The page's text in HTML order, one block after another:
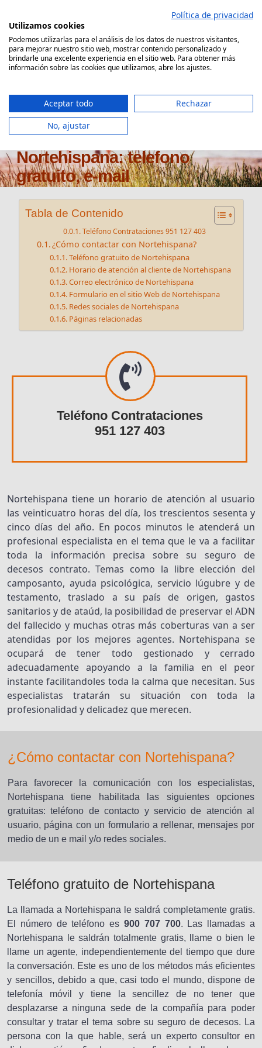
contenido
Comparador Seguro Decesos
Atención al cliente
Nortehispana: telefono
gratuito, e-mail
Tabla de Contenido
Teléfono Contrataciones 951 127 403
¿Cómo contactar con Nortehispana?
Teléfono gratuito de Nortehispana
Horario de atención al cliente de Nortehispana
Correo electrónico de Nortehispana
Formulario en el sitio Web de Nortehispana
Redes sociales de Nortehispana
Páginas relacionadas
Teléfono Contrataciones
951 127 403
Nortehispana tiene un horario de atención al usuario
las veinticuatro horas del día, los trescientos sesenta y
cinco días del año. En pocos minutos le atenderá un
profesional especialista en el tema que le va a facilitar
toda la información precisa sobre su seguro de
decesos contrato. Temas como la libre elección del
camposanto, ayuda psicológica, servicio lúgubre y de
testamento, traslado a su país de origen, gastos
sanitarios y de ataúd, la posibilidad de preservar el ADN
del fallecido y muchas otras más coberturas van a ser
atendidas por los mejores agentes. Nortehispana se
ocupará de tener todo gestionado y cerrado
adecuadamente apoyando a la familia en el peor
instante facilitandoles toda la calma que necesitan. Sus
especialistas tratarán su situación con toda la
profesionalidad y delicadez que merecen.
¿Cómo contactar con Nortehispana?
Para favorecer la comunicación con los especialistas,
Nortehispana tiene habilitada las siguientes opciones
gratuitas: teléfono de contacto y servicio de atención al
usuario, página con un formulario a rellenar, mensajes por
medio de un e mail y/o redes sociales.
Teléfono gratuito de Nortehispana
La llamada a Nortehispana le saldrá completamente gratis.
El número de teléfono es 900 707 700. Las llamadas a
Nortehispana le saldrán totalmente gratis, llame o bien le
llame un agente, independientemente del tiempo que dure
la conversación. Este es uno de los métodos más eficientes
y sencillos, debido a que, casi todo el mundo, dispone de
telefonía móvil y tiene la sencillez de no tener que
desplazarse a ninguna sede de la compañía para poder
consultar y tratar el tema sobre su seguro de decesos. La
persona con la que hable, será un experto consultor en
Política de privacidad
Utilizamos cookies
Podemos utilizarlas para el análisis de los datos de nuestros visitantes,
para mejorar nuestro sitio web, mostrar contenido personalizado y
brindarle una excelente experiencia en el sitio web. Para obtener más
información sobre las cookies que utilizamos, abre los ajustes.
Aceptar todo
Rechazar
No, ajustar